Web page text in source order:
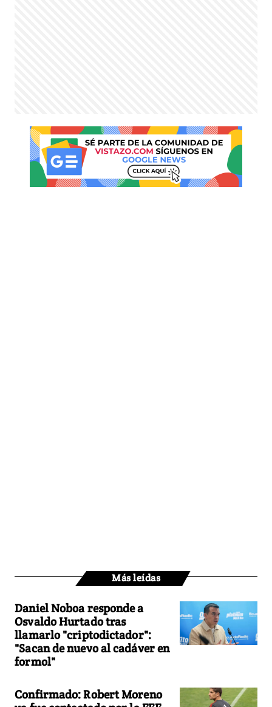
Más leídas
Daniel Noboa responde a
Osvaldo Hurtado tras
llamarlo "criptodictador":
"Sacan de nuevo al cadáver en
formol"
Confirmado: Robert Moreno